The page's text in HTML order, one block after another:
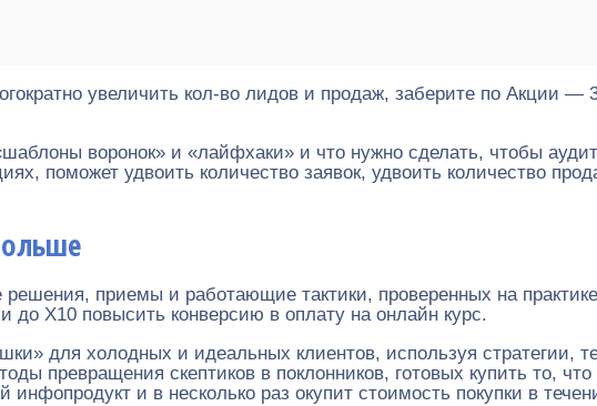
увеличить кол-во лидов и продаж, заберите по Акции —
воронок» и «лайфхаки» и что нужно сделать, чтобы
поможет удвоить количество заявок, удвоить количество
приемы и работающие тактики, проверенных на
до Х10 повысить конверсию в оплату на онлайн курс.
для холодных и идеальных клиентов, используя
превращения скептиков в поклонников, готовых купить то,
и в несколько раз окупит стоимость покупки в